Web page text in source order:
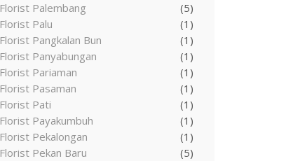
Florist Palembang
(5)
Florist Palu
(1)
Florist Pangkalan Bun
(1)
Florist Panyabungan
(1)
Florist Pariaman
(1)
Florist Pasaman
(1)
Florist Pati
(1)
Florist Payakumbuh
(1)
Florist Pekalongan
(1)
Florist Pekan Baru
(5)